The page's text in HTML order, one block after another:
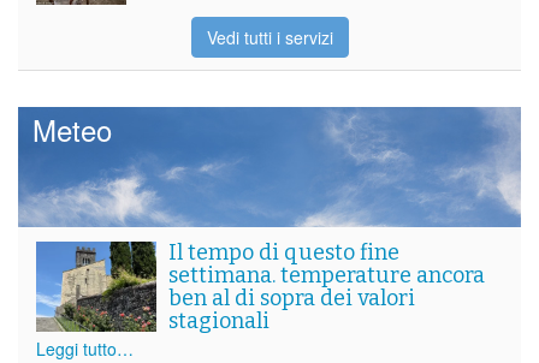
Vedi tutti i servizi
Meteo
Il tempo di questo fine
settimana. temperature ancora
ben al di sopra dei valori
stagionali
Leggi tutto…